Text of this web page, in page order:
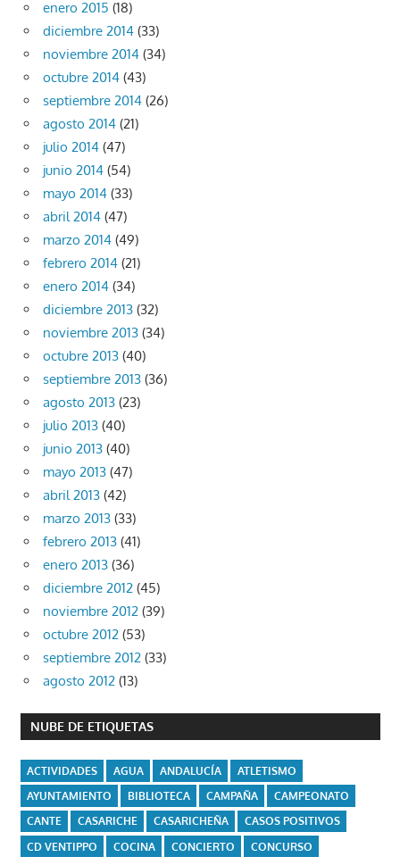
enero 2015 (18)
diciembre 2014 (33)
noviembre 2014 (34)
octubre 2014 (43)
septiembre 2014 (26)
agosto 2014 (21)
julio 2014 (47)
junio 2014 (54)
mayo 2014 (33)
abril 2014 (47)
marzo 2014 (49)
febrero 2014 (21)
enero 2014 (34)
diciembre 2013 (32)
noviembre 2013 (34)
octubre 2013 (40)
septiembre 2013 (36)
agosto 2013 (23)
julio 2013 (40)
junio 2013 (40)
mayo 2013 (47)
abril 2013 (42)
marzo 2013 (33)
febrero 2013 (41)
enero 2013 (36)
diciembre 2012 (45)
noviembre 2012 (39)
octubre 2012 (53)
septiembre 2012 (33)
agosto 2012 (13)
NUBE DE ETIQUETAS
ACTIVIDADES AGUA ANDALUCÍA
ATLETISMO
AYUNTAMIENTO
BIBLIOTECA CAMPAÑA
CAMPEONATO
CANTE
CASARICHE CASARICHEÑA
CASOS POSITIVOS
CD VENTIPPO
COCINA CONCIERTO
CONCURSO